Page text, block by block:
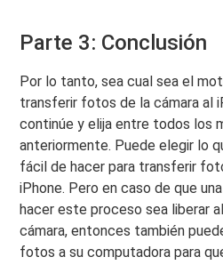
Parte 3: Conclusión
Por lo tanto, sea cual sea el
transferir fotos de la cámara al
continúe y elija entre todos los
anteriormente. Puede elegir lo
fácil de hacer para transferir
iPhone. Pero en caso de que
hacer este proceso sea liberar
cámara, entonces también
fotos a su computadora para